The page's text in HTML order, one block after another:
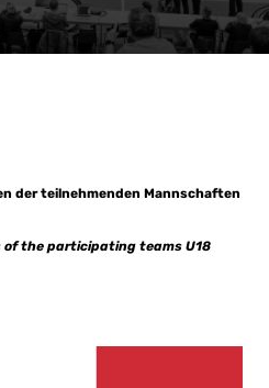
der teilnehmenden Mannschaften
of the participating teams U18